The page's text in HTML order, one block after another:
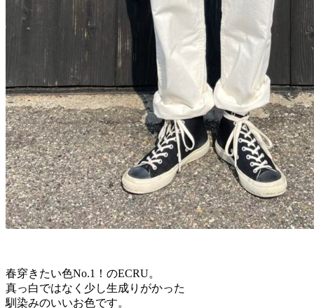
春穿きたい色No.1！のECRU。
真っ白ではなく少し生成りがかった
馴染みのいいお色です。